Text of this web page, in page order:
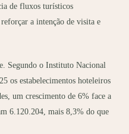
de fluxos turísticos
a intenção de visita e
Segundo o Instituto Nacional
os estabelecimentos hoteleiros
um crescimento de 6% face a
6.120.204, mais 8,3% do que